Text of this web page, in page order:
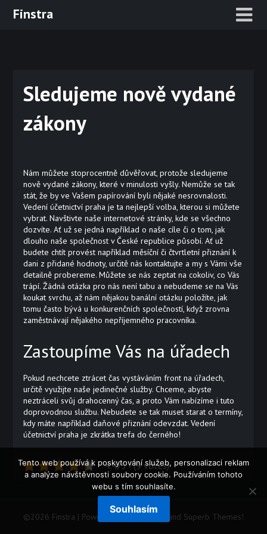
SkipFinstra
Sledujeme nově vydané
zákony
Nám můžete stoprocentně důvěřovat, protože sledujeme
nově vydané zákony, které v minulosti vyšly. Nemůže se tak
stát, že by ve Vašem papírování byli nějaké nesrovnalosti.
Vedení účetnictví praha je ta nejlepší volba, kterou si můžete
vybrat. Navštivte naše internetové stránky, kde se všechno
dozvíte. Ať už se jedná například o naše cíle či o tom, jak
dlouho naše společnost v České republice působí. Ať už
budete chtít provést například měsíční či čtvrtletní přiznání k
dani z přidané hodnoty, určitě nás kontaktujte a my s Vámi vše
detailně probereme. Můžete se nás zeptat na cokoliv, co Vás
trápí. Žádná otázka pro nás není tabu a nebudeme se na Vás
koukat svrchu, až nám nějakou banální otázku položíte, jak
tomu často bývá u konkurenčních společností, když zrovna
zaměstnávají nějakého nepříjemného pracovníka.
Zastoupíme Vás na úřadech
Pokud nechcete ztrácet čas vystáváním front na úřadech,
určitě využijte naše jedinečné služby. Chceme, abyste
neztráceli svůj drahocenný čas, a proto Vám nabízíme i tuto
doprovodnou službu. Nebudete se tak muset starat o termíny,
kdy máte například daňové přiznání odevzdat. Vedení
účetnictví praha je zkrátka trefa do černého!
4.4/5 - (9 votes)
©2026 Finstra | Powered by WordPress and Superb Themes!
Tento web používá k poskytování služeb, personalizaci reklam
a analýze návštěvnosti soubory cookie. Používáním tohoto
webu s tím souhlasíte.
Souhlasím